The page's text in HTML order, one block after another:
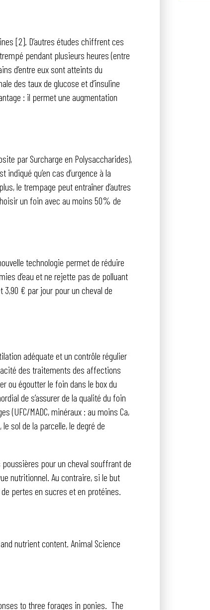
[2]. D’autres études chiffrent ces
pendant plusieurs heures (entre
d’entre eux sont atteints du
des taux de glucose et d’insuline
: il permet une augmentation
par Surcharge en Polysaccharides),
qu’en cas d’urgence à la
le trempage peut entraîner d’autres
un foin avec au moins 50% de
technologie permet de réduire
d’eau et ne rejette pas de polluant
3,90 € par jour pour un cheval de
adéquate et un contrôle régulier
des traitements des affections
ou égoutter le foin dans le box du
de s’assurer de la qualité du foin
(UFC/MADC, minéraux : au moins Ca,
sol de la parcelle, le degré de
pour un cheval souffrant de
nutritionnel. Au contraire, si le but
pertes en sucres et en protéines.
nutrient content. Animal Science
to three forages in ponies. The